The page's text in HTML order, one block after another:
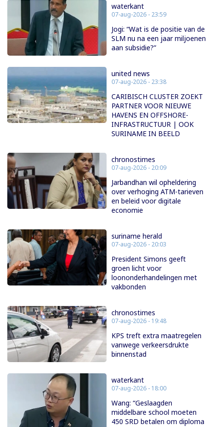
waterkant
07-aug-2026 - 23:59
Jogi: “Wat is de positie van de
SLM nu na een jaar miljoenen
aan subsidie?”
united news
07-aug-2026 - 23:38
CARIBISCH CLUSTER ZOEKT
PARTNER VOOR NIEUWE
HAVENS EN OFFSHORE-
INFRASTRUCTUUR | OOK
SURINAME IN BEELD
chronostimes
07-aug-2026 - 20:09
Jarbandhan wil opheldering
over verhoging ATM-tarieven
en beleid voor digitale
economie
suriname herald
07-aug-2026 - 20:03
President Simons geeft
groen licht voor
loononderhandelingen met
vakbonden
chronostimes
07-aug-2026 - 19:48
KPS treft extra maatregelen
vanwege verkeersdrukte
binnenstad
waterkant
07-aug-2026 - 18:00
Wang: “Geslaagden
middelbare school moeten
450 SRD betalen om diploma